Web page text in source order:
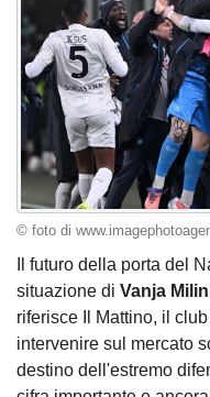
© foto di
Il futuro della porta del
situazione di Vanja
riferisce Il Mattino, il
intervenire sul mercato
destino dell'estremo